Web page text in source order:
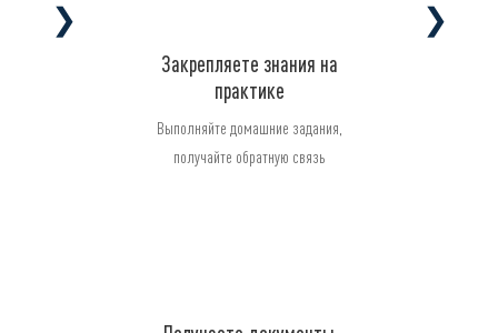
❯
Закрепляете знания на
практике
Выполняйте домашние задания,
получайте обратную связь
❯